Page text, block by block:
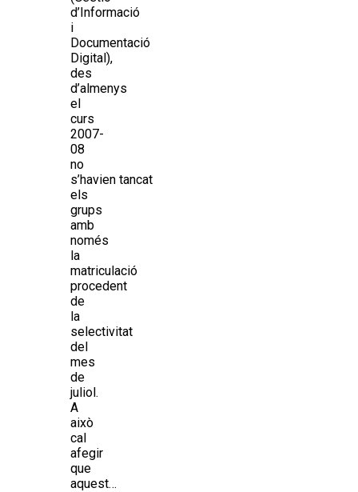
d’Informació
i
Documentació
Digital),
des
d’almenys
el
curs
2007-
08
no
s’havien tancat
els
grups
amb
només
la
matriculació
procedent
de
la
selectivitat
del
mes
de
juliol.
A
això
cal
afegir
que
aquest…